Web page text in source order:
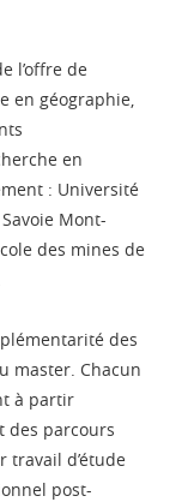
l’offre de
en géographie,
en
: Université
Mont-
des mines de
des
master. Chacun
à partir
des parcours
travail d’étude
post-